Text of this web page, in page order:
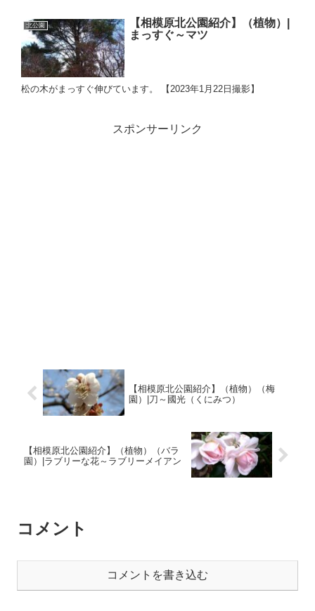
北公園
【相模原北公園紹介】（植物）|
まっすぐ～マツ
松の木がまっすぐ伸びています。 【2023年1月22日撮影】
スポンサーリンク
【相模原北公園紹介】（植物）（梅
園）|刀～國光（くにみつ）
【相模原北公園紹介】（植物）（バラ
園）|ラブリーな花～ラブリーメイアン
コメント
コメントを書き込む